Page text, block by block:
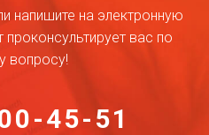
напишите на электронную
проконсультирует вас по
вопросу!
45-51